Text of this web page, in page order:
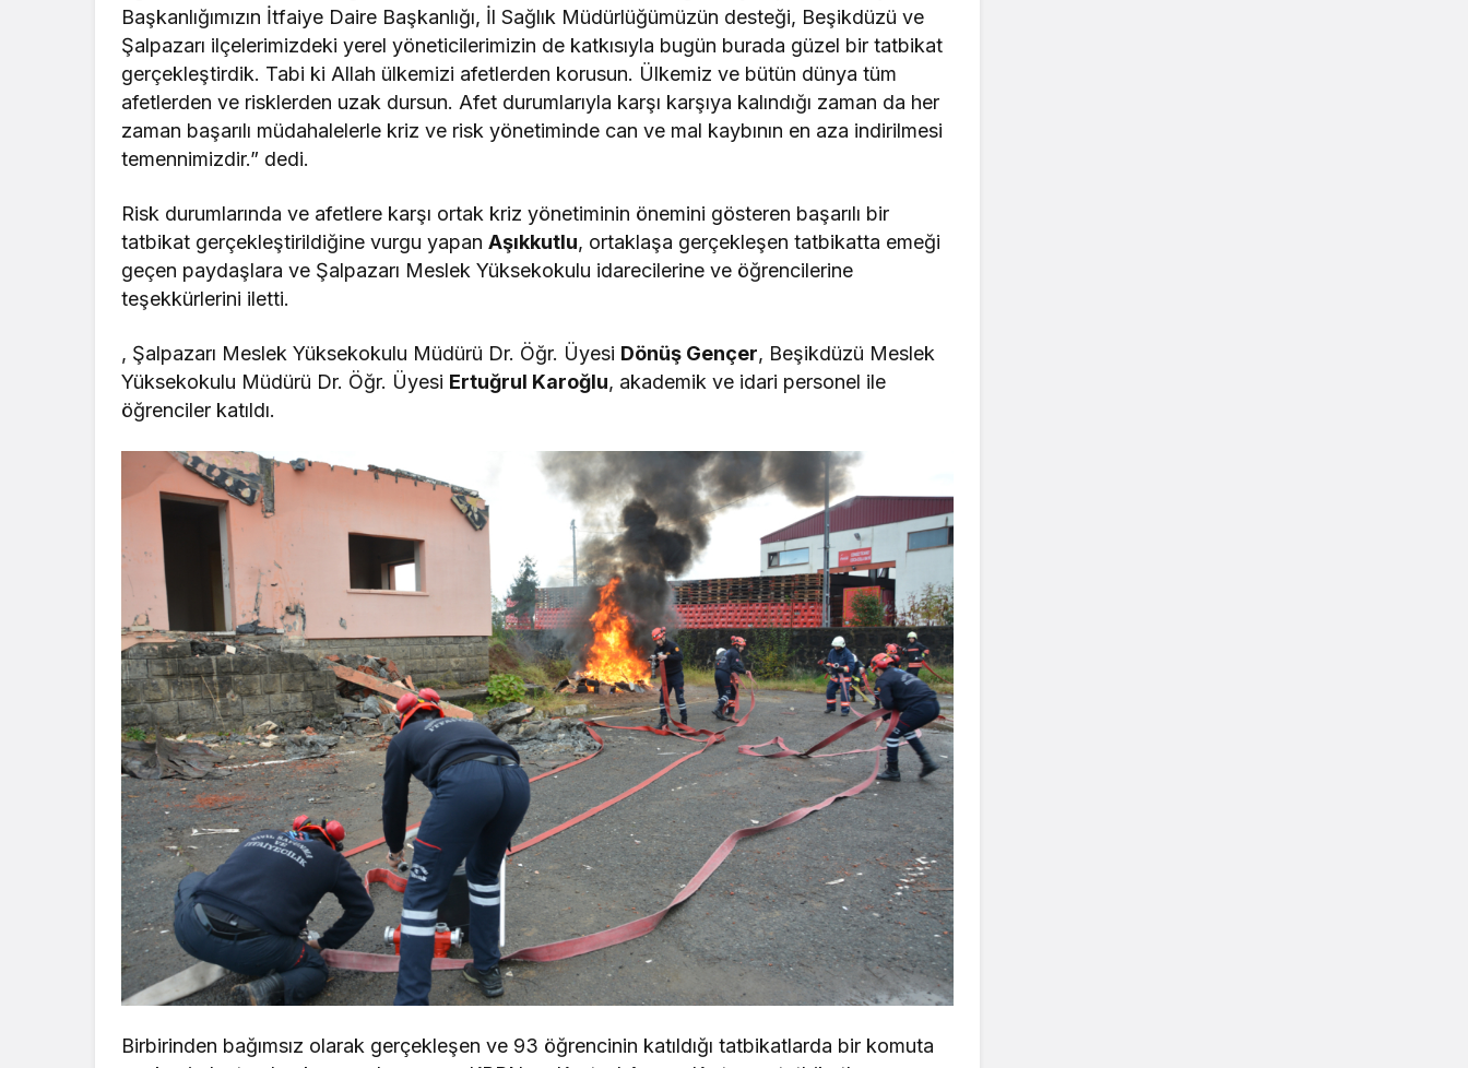
Başkanlığımızın İtfaiye Daire Başkanlığı, İl Sağlık Müdürlüğümüzün desteği, Beşikdüzü ve
Şalpazarı ilçelerimizdeki yerel yöneticilerimizin de katkısıyla bugün burada güzel bir tatbikat
gerçekleştirdik. Tabi ki Allah ülkemizi afetlerden korusun. Ülkemiz ve bütün dünya tüm
afetlerden ve risklerden uzak dursun. Afet durumlarıyla karşı karşıya kalındığı zaman da her
zaman başarılı müdahalelerle kriz ve risk yönetiminde can ve mal kaybının en aza indirilmesi
temennimizdir.” dedi.
Risk durumlarında ve afetlere karşı ortak kriz yönetiminin önemini gösteren başarılı bir
tatbikat gerçekleştirildiğine vurgu yapanAşıkkutlu, ortaklaşa gerçekleşen tatbikatta emeği
geçen paydaşlara ve Şalpazarı Meslek Yüksekokulu idarecilerine ve öğrencilerine
teşekkürlerini iletti.
, Şalpazarı Meslek Yüksekokulu Müdürü Dr. Öğr. Üyesi Dönüş Gençer, Beşikdüzü Meslek
Yüksekokulu Müdürü Dr. Öğr. Üyesi Ertuğrul Karoğlu, akademik ve idari personel ile
öğrenciler katıldı.
Birbirinden bağımsız olarak gerçekleşen ve 93 öğrencinin katıldığı tatbikatlarda bir komuta